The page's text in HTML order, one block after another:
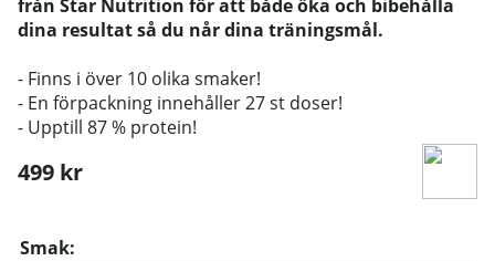
från Star Nutrition för att både öka och bibehålla
dina resultat så du når dina träningsmål.
- Finns i över 10 olika smaker!
- En förpackning innehåller 27 st doser!
- Upptill 87 % protein!
499 kr
Smak: